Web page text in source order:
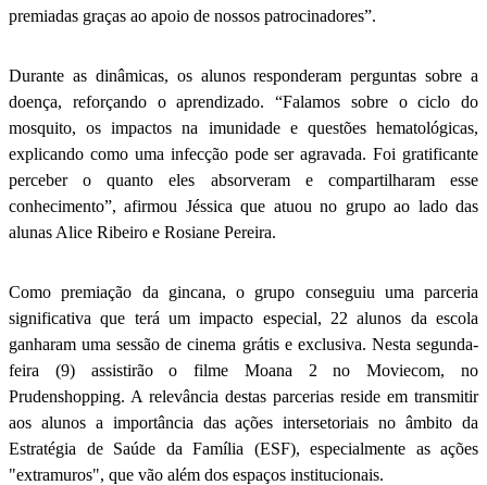
premiadas graças ao apoio de nossos patrocinadores”.
Durante as dinâmicas, os alunos responderam perguntas sobre a
doença, reforçando o aprendizado. “Falamos sobre o ciclo do
mosquito, os impactos na imunidade e questões hematológicas,
explicando como uma infecção pode ser agravada. Foi gratificante
perceber o quanto eles absorveram e compartilharam esse
conhecimento”, afirmou Jéssica que atuou no grupo ao lado das
alunas Alice Ribeiro e Rosiane Pereira.
Como premiação da gincana, o grupo conseguiu uma parceria
significativa que terá um impacto especial, 22 alunos da escola
ganharam uma sessão de cinema grátis e exclusiva. Nesta segunda-
feira (9) assistirão o filme Moana 2 no Moviecom, no
Prudenshopping. A relevância destas parcerias reside em transmitir
aos alunos a importância das ações intersetoriais no âmbito da
Estratégia de Saúde da Família (ESF), especialmente as ações
"extramuros", que vão além dos espaços institucionais.